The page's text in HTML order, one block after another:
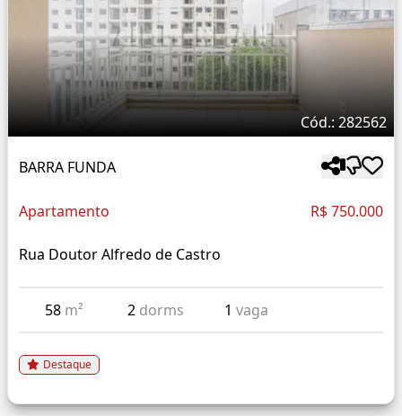
Cód.: 282562
BARRA FUNDA
Apartamento R$ 750.000
Rua Doutor Alfredo de Castro
58 m² 2 dorms 1vaga
Destaque